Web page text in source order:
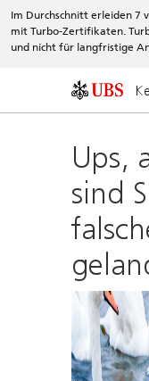
Im Durchschnitt erleiden 7
mit Turbo-Zertifikaten.
und nicht für langfristige
Ups,
sind